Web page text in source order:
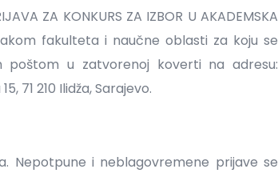
ZA KONKURS ZA IZBOR U AKADEMSKA
fakulteta i naučne oblasti za koju se
poštom u zatvorenoj koverti na adresu:
71 210 Ilidža, Sarajevo.
Nepotpune i neblagovremene prijave se